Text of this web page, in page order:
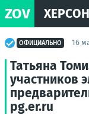
ZOV ХЕРСОН
ОФИЦИАЛЬНО 16
Татьяна
участников
pg.er.ru